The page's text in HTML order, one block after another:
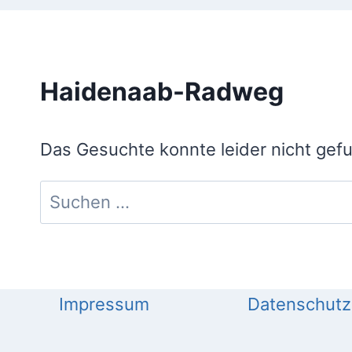
Haidenaab-Radweg
Das Gesuchte konnte leider nicht
Suchen
nach:
Impressum Datenschutz